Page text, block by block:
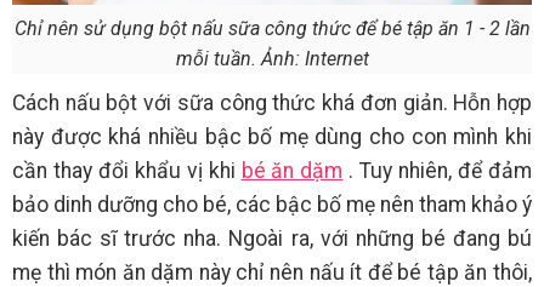
Chỉ nên sử dụng bột nấu sữa công thức để bé tập ăn 1 - 2 lần
mỗi tuần. Ảnh: Internet
Cách nấu bột với sữa công thức khá đơn giản. Hỗn hợp
này được khá nhiều bậc bố mẹ dùng cho con mình khi
cần thay đổi khẩu vị khi bé ăn dặm . Tuy nhiên, để đảm
bảo dinh dưỡng cho bé, các bậc bố mẹ nên tham khảo ý
kiến bác sĩ trước nha. Ngoài ra, với những bé đang bú
mẹ thì món ăn dặm này chỉ nên nấu ít để bé tập ăn thôi,